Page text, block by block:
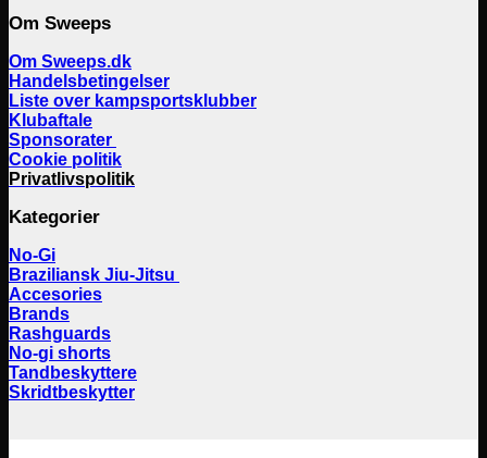
Om Sweeps
Om Sweeps.dk
Handelsbetingelser
Liste over kampsportsklubber
Klubaftale
Sponsorater
Cookie politik
Privatlivspolitik
Kategorier
No-Gi
Braziliansk Jiu-Jitsu
Accesories
Brands
Rashguards
No-gi shorts
Tandbeskyttere
Skridtbeskytter